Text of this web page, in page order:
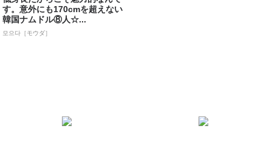
す。意外にも170cmを超えない
韓国ナムドル⑧人☆...
모으다［モウダ］